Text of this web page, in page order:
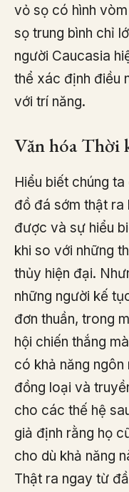
vỏ sọ có hình
sọ trung bình chỉ
người Caucasia
thể xác định điều
với trí năng.
Văn hóa Thời
Hiểu biết chúng
đồ đá sớm thật ra
được và sự hiểu
khi so với những
thủy hiện đại.
những người kế
đơn thuần, trong
hội chiến thắng
có khả năng
đồng loại và
cho các thế hệ
giả định rằng họ
cho dù khả năng
Thật ra ngay từ